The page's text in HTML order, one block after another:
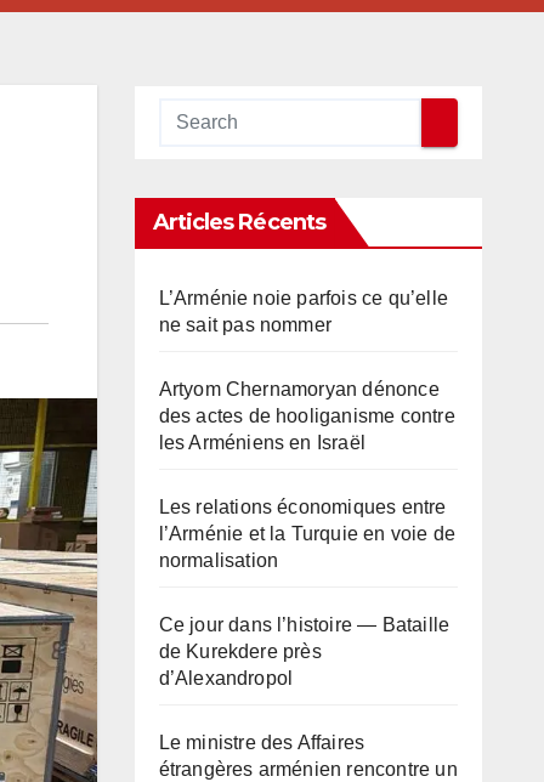
Articles Récents
L’Arménie noie parfois ce qu’elle
ne sait pas nommer
Artyom Chernamoryan dénonce
des actes de hooliganisme contre
les Arméniens en Israël
Les relations économiques entre
l’Arménie et la Turquie en voie de
normalisation
Ce jour dans l’histoire — Bataille
de Kurekdere près
d’Alexandropol
Le ministre des Affaires
étrangères arménien rencontre un